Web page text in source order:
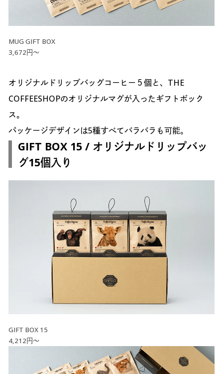
MUG GIFT BOX
3,672円～
オリジナルドリップバッグコーヒー５個と、THE
COFFEESHOPのオリジナルマグが入ったギフトボック
ス。
パッケージデザインは5種すべてバラバラも可能。
GIFT BOX 15 / オリジナルドリップバッ
グ15個入り
GIFT BOX 15
4,212円～